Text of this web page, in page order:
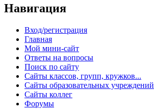
Навигация
Вход/регистрация
Главная
Мой мини-сайт
Ответы на вопросы
Поиск по сайту
Сайты классов, групп, кружков...
Сайты образовательных учреждений
Сайты коллег
Форумы